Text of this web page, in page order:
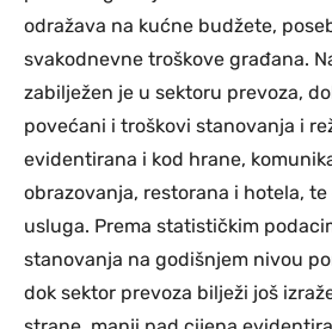
odražava na kućne budžete,
svakodnevne troškove građana.
zabilježen je u sektoru prevoza,
povećani i troškovi stanovanja i
evidentirana i kod hrane,
obrazovanja, restorana i hotela,
usluga. Prema statističkim
stanovanja na godišnjem nivou
dok sektor prevoza bilježi još